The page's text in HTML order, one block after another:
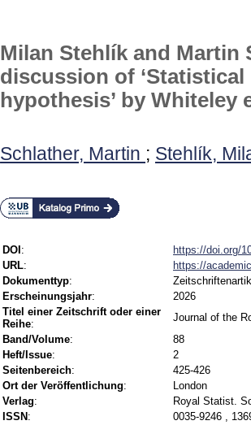
Milan Stehlík and Martin
discussion of
hypothesis’ by Whiteley
Schlather, Martin ; Stehlík,
DOI :
https://doi.org/
URL:
https://
Dokumenttyp:
Erscheinungsjahr:
2026
Titel einer Zeitschrift oder einer
Reihe:
Journal of the
Band/Volume:
88
Heft/Issue:
2
Seitenbereich:
425-426
Ort der Veröffentlichung:
London
Verlag:
Royal Statist.
ISSN :
0035-9246 ,